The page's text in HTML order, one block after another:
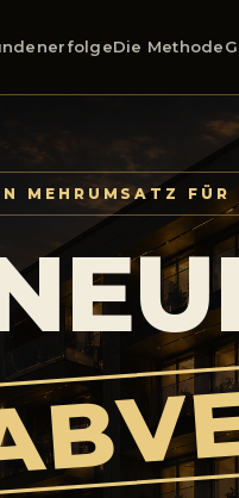
Die Methode
MEHRUMSATZ FÜR